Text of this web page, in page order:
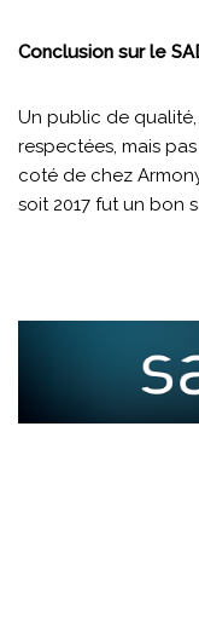
Conclusion sur le
Un public de
respectées, mais
coté de chez
soit 2017 fut un bon